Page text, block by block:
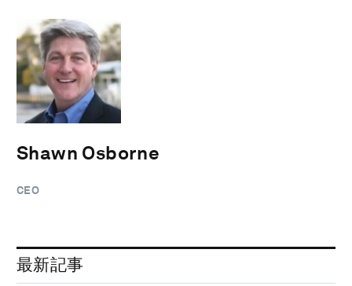
Shawn Osborne
CEO
最新記事